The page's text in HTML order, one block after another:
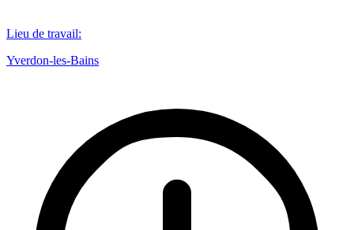
Lieu de travail:
Yverdon-les-Bains